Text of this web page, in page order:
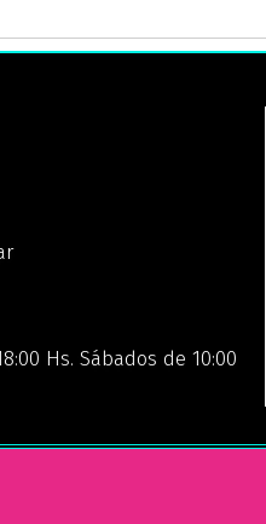
Hs. Sábados de 10:00